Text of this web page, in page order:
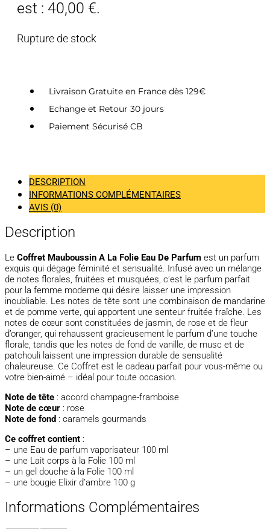
est : 40,00 €.
Rupture de stock
Livraison Gratuite en France dès 129€
Echange et Retour 30 jours
Paiement Sécurisé CB
DESCRIPTION
INFORMATIONS COMPLÉMENTAIRES
AVIS (0)
Description
Le Coffret Mauboussin A La Folie Eau De Parfum est un parfum
exquis qui dégage féminité et sensualité. Infusé avec un mélange
de notes florales, fruitées et musquées, c’est le parfum parfait
pour la femme moderne qui désire laisser une impression
inoubliable. Les notes de tête sont une combinaison de mandarine
et de pomme verte, qui apportent une senteur fruitée fraîche. Les
notes de cœur sont constituées de jasmin, de rose et de fleur
d’oranger, qui rehaussent gracieusement le parfum d’une touche
florale, tandis que les notes de fond de vanille, de musc et de
patchouli laissent une impression durable de sensualité
chaleureuse. Ce Coffret est le cadeau parfait pour vous-même ou
votre bien-aimé – idéal pour toute occasion.
Note de tête : accord champagne-framboise
Note de cœur : rose
Note de fond : caramels gourmands
Ce coffret contient :
– une Eau de parfum vaporisateur 100 ml
– une Lait corps à la Folie 100 ml
– un gel douche à la Folie 100 ml
– une bougie Elixir d’ambre 100 g
Informations Complémentaires